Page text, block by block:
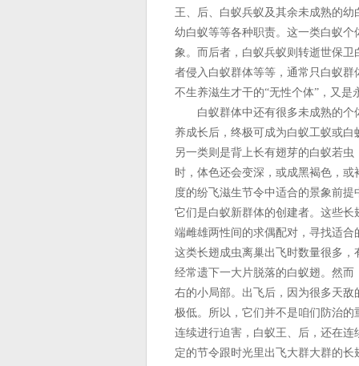
王、后、白蚁兵蚁及其余未成熟的
幼白蚁等等各种职责。这一类白蚁
象。而后者，白蚁兵蚁则转逝世保
者侵入白蚁群体等等，通常只白蚁
不生养滋生才干的“无性个体”，又是
白蚁群体中还有很多未成熟的个
养成长后，终极可成为白蚁工蚁或
另一类则是背上长有翅芽的白蚁若
时，体色还会变深，或成黑褐色，
度的纷飞滋生节令中适合的景象前
它们是白蚁新群体的创建者。这些
端雌雄两性间的求偶配对，寻找适
这类长翅成虫离巢出飞时数量很多
经常遗下一大片脱落的白蚁翅。然
右的小局部。出飞后，因为很多天
极低。所以，它们并不是咱们防治
连续进行迫害，白蚁王、后，还在
定的节令跟时光里出飞大群大群的